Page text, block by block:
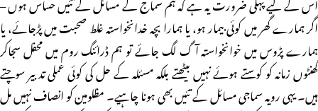
اگر ہمارے گھر میں کوئی بیمار ہو، یا ہمارا بچہ خدانخواستہ غلط صحبت میں پڑجائے، یا
ہمارے پڑوس میں خوانخواستہ آگ لگ جائے تو ہم ڈرائنگ روم میں محفل سجاکر
گھنٹوں زمانہ کو کوستے ہوئے نہیں بیٹھتے بلکہ مسئلہ کے حل کی کوئی عملی تدبیر سوچتے
ہیں۔ یہی رویہ سماجی مسائل کے تئیں بھی ہونا چاہیے۔ مظلومین کو انصاف نہیں مل